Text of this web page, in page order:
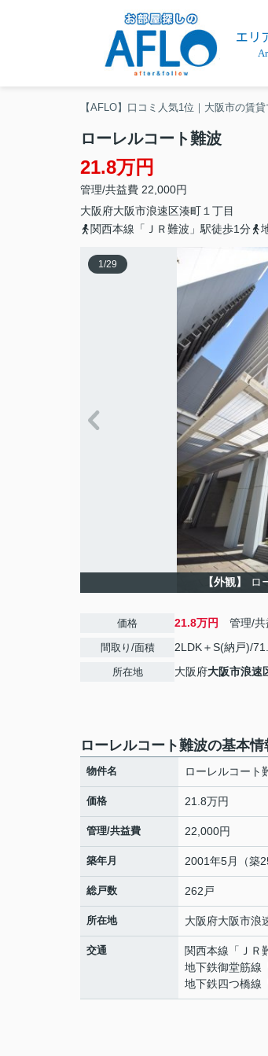
エリ
【AFLO】口コミ人気1位｜大阪市の賃
ローレルコート難波
21.8万円
管理/共益費 22,000円
大阪府大阪市浪速区湊町 １丁目
関西本線「ＪＲ難波」駅徒歩1分
1/29
【外観】 ロ
価格 21.8万円 管理/共
間取り/面積 2LDK＋S(納戸)/
所在地 大阪府大阪市浪速
ローレルコート難波の基本情
物件名 ローレルコート
価格 21.8万円
管理/共益費 22,000円
築年月 2001年5月（築
総戸数 262戸
所在地 大阪府大阪市浪
交通 関西本線 「 ＪＲ
地下鉄御堂筋線
地下鉄四つ橋線